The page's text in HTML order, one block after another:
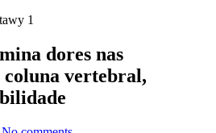
dores nas
coluna vertebral,